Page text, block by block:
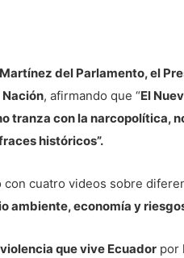
del Parlamento, el
Nación, afirmando que “El
tranza con la narcopolítica,
históricos”.
con cuatro videos sobre
ambiente, economía y
violencia que vive Ecuador por